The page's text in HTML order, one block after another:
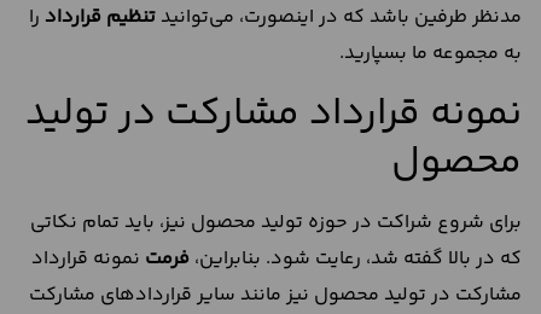
مدنظر طرفین باشد که در اینصورت، می‌توانید تنظیم قرارداد را
به مجموعه ما بسپارید.
نمونه قرارداد مشارکت در تولید
محصول
برای شروع شراکت در حوزه تولید محصول نیز، باید تمام نکاتی
که در بالا گفته شد، رعایت شود. بنابراین، فرمت نمونه قرارداد
مشارکت در تولید محصول نیز مانند سایر قراردادهای مشارکت